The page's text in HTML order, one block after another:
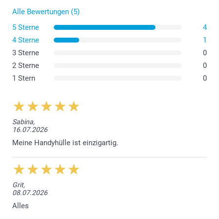
Polyurethan (TPU), das elastisch, transparent und
Die Hartschalen für sowohl iPhone als auch Samsung
Schutz bietet und gleichzeitig Ihr Telefon schlank hält.
Material mit stilvollem schwarzem Lederlook gefertigt
und vereint so Haltbarkeit mit Eleganz.
Die iPhone-Taschenhülle kombiniert eine stabile
Alle Bewertungen (5)
5 Sterne
4
4 Sterne
1
3 Sterne
0
2 Sterne
0
1 Stern
0
Sabina,
16.07.2026
Meine Handyhülle ist einzigartig.
Grit,
08.07.2026
Alles